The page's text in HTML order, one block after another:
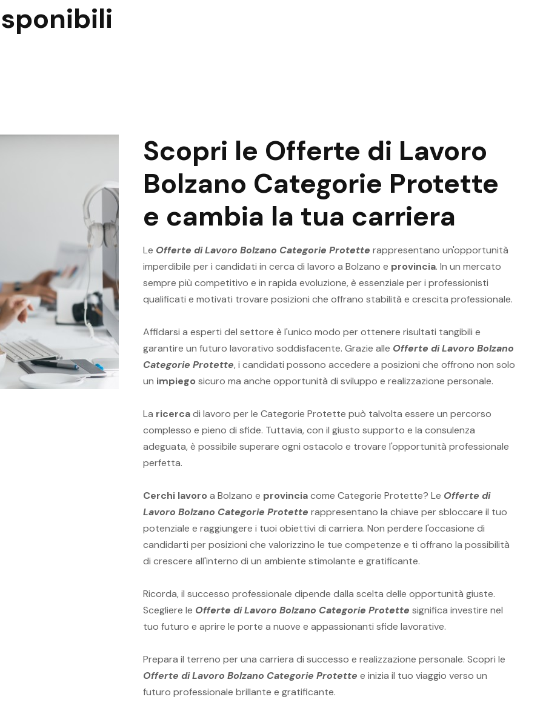
Scopri le Offerte di Lavoro
Bolzano Categorie Protette
e cambia la tua carriera
Le Offerte di Lavoro Bolzano Categorie Protette rappresentano un'opportunità
imperdibile per i candidati in cerca di lavoro a Bolzano e provincia. In un mercato
sempre più competitivo e in rapida evoluzione, è essenziale per i professionisti
qualificati e motivati trovare posizioni che offrano stabilità e crescita professionale.
Affidarsi a esperti del settore è l'unico modo per ottenere risultati tangibili e
garantire un futuro lavorativo soddisfacente. Grazie alle Offerte di Lavoro Bolzano
Categorie Protette, i candidati possono accedere a posizioni che offrono non solo
un impiego sicuro ma anche opportunità di sviluppo e realizzazione personale.
La ricercadi lavoro per le Categorie Protette può talvolta essere un percorso
complesso e pieno di sfide. Tuttavia, con il giusto supporto e la consulenza
adeguata, è possibile superare ogni ostacolo e trovare l'opportunità professionale
perfetta.
Cerchi lavoro a Bolzano e provinciacome Categorie Protette? Le Offerte di
Lavoro Bolzano Categorie Protette rappresentano la chiave per sbloccare il tuo
potenziale e raggiungere i tuoi obiettivi di carriera. Non perdere l'occasione di
candidarti per posizioni che valorizzino le tue competenze e ti offrano la possibilità
di crescere all'interno di un ambiente stimolante e gratificante.
Ricorda, il successo professionale dipende dalla scelta delle opportunità giuste.
Scegliere le Offerte di Lavoro Bolzano Categorie Protette significa investire nel
tuo futuro e aprire le porte a nuove e appassionanti sfide lavorative.
Prepara il terreno per una carriera di successo e realizzazione personale. Scopri le
Offerte di Lavoro Bolzano Categorie Protette e inizia il tuo viaggio verso un
futuro professionale brillante e gratificante.